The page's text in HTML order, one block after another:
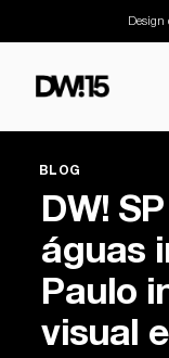
Design
BLOG
DW!
águas
Paulo
visual